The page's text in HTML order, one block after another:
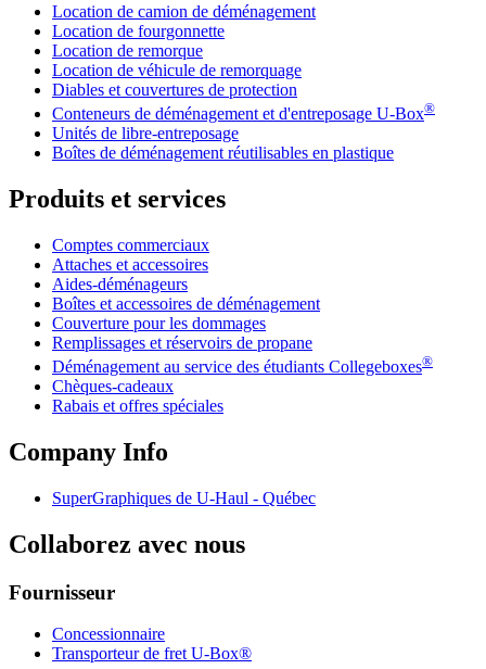
Location de camion de déménagement
Location de fourgonnette
Location de remorque
Location de véhicule de remorquage
Diables et couvertures de protection
Conteneurs de déménagement et d'entreposage U-Box®
Unités de libre-entreposage
Boîtes de déménagement réutilisables en plastique
Produits et services
Comptes commerciaux
Attaches et accessoires
Aides-déménageurs
Boîtes et accessoires de déménagement
Couverture pour les dommages
Remplissages et réservoirs de propane
Déménagement au service des étudiants Collegeboxes®
Chèques-cadeaux
Rabais et offres spéciales
Company Info
SuperGraphiques de U-Haul - Québec
Collaborez avec nous
Fournisseur
Concessionnaire
Transporteur de fret U-Box®